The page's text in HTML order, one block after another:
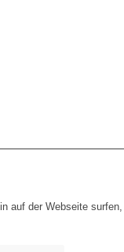
auf der Webseite surfen,